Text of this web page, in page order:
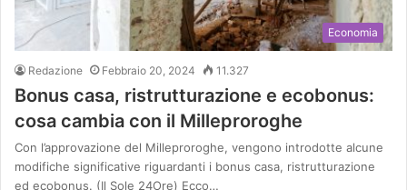
Economia
Redazione Febbraio 20, 2024 11.327
Bonus casa, ristrutturazione e ecobonus:
cosa cambia con il Milleproroghe
Con l’approvazione del Milleproroghe, vengono introdotte alcune
modifiche significative riguardanti i bonus casa, ristrutturazione
ed ecobonus. (Il Sole 24Ore) Ecco…